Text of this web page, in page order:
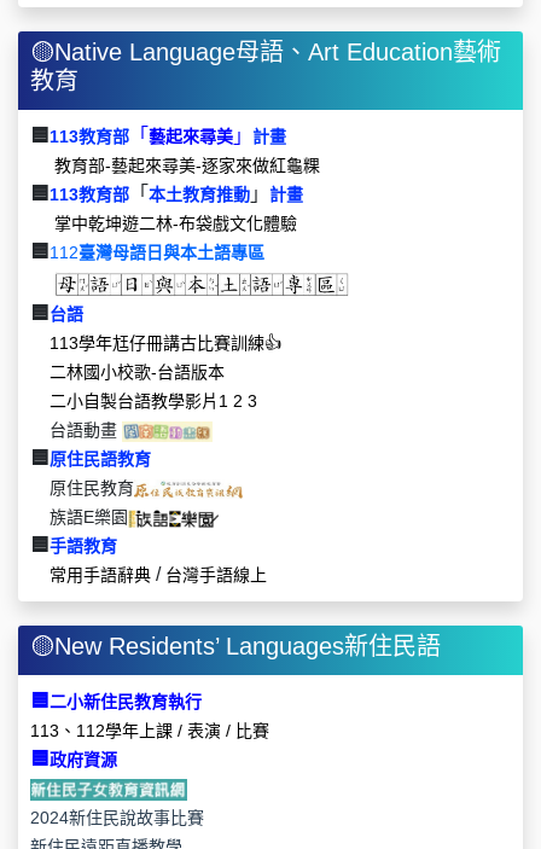
🟡Native Language母語、Art Education藝術
教育
🟦 113教育部 「 藝起來尋美 」 計畫
教育部-藝起來尋美-逐家來做紅龜粿
🟦 113教育部 「 本土教育推動 」 計畫
掌中乾坤遊二林-布袋戲文化體驗
🟦 112臺灣母語日與本土語專區
🟦 台語
113學年尪仔冊講古比賽訓練👍
二林國小校歌-台語版本
二小自製台語教學影片 1 2 3
台語動畫
🟦 原住民語教育
原住民教育
族語E樂園
🟦手語教育
常用手語辭典 / 台灣手語線上
🟡New Residents’ Languages新住民語
🟦二小新住民教育執行
113、112學年上課 / 表演 / 比賽
🟦政府資源
2024新住民說故事比賽